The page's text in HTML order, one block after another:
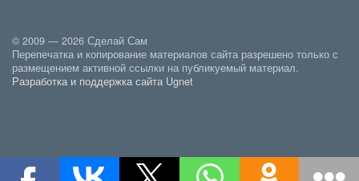
© 2009 — 2026 Сделай Сам
Перепечатка и копирование материалов сайта разрешено только с
размещением активной ссылки на публикуемый материал.
Разработка и поддержка сайта Ugnet